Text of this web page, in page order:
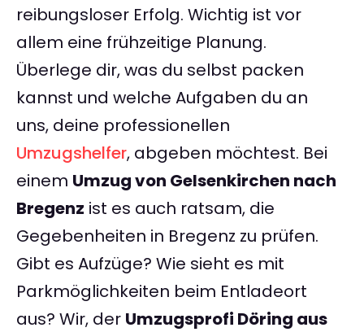
reibungsloser Erfolg. Wichtig ist vor
allem eine frühzeitige Planung.
Überlege dir, was du selbst packen
kannst und welche Aufgaben du an
uns, deine professionellen
Umzugshelfer, abgeben möchtest. Bei
einem Umzug von Gelsenkirchen nach
Bregenz ist es auch ratsam, die
Gegebenheiten in Bregenz zu prüfen.
Gibt es Aufzüge? Wie sieht es mit
Parkmöglichkeiten beim Entladeort
aus? Wir, der Umzugsprofi Döring aus